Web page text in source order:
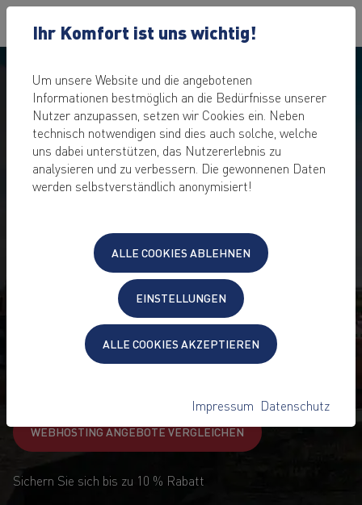
GÜNSTIGE
WEBHOSTING
Speicherplatz frei und flexibel einteilbar
kostenlose Domain(s)
SSD-Performance
hohe Sicherheit
Datenbanken und FTP unbegrenzt
komfortable Administration
keine Setupgebühr
WEBHOSTING ANGEBOTE VERGLEICHEN
Sichern Sie sich bis zu 10 % Rabatt
Ihr Komfort ist uns wichtig!
Um unsere Website und die angebotenen
Informationen bestmöglich an die Bedürfnisse unserer
Nutzer anzupassen, setzen wir Cookies ein. Neben
technisch notwendigen sind dies auch solche, welche
uns dabei unterstützen, das Nutzererlebnis zu
analysieren und zu verbessern. Die gewonnenen Daten
werden selbstverständlich anonymisiert!
ALLE COOKIES ABLEHNEN
EINSTELLUNGEN
ALLE COOKIES AKZEPTIEREN
Impressum Datenschutz